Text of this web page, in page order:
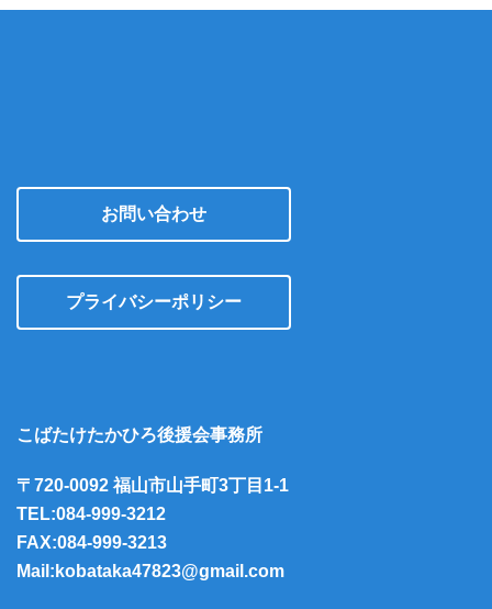
お問い合わせ
プライバシーポリシー
こばたけたかひろ後援会事務所
〒720-0092 福山市山手町3丁目1-1
TEL:084-999-3212
FAX:084-999-3213
Mail:kobataka47823@gmail.com